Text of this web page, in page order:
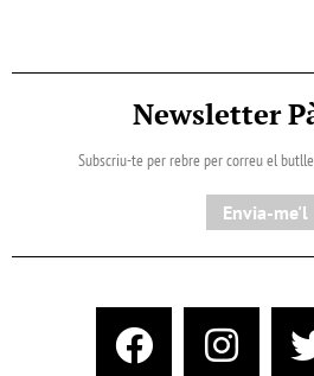
Newsletter
Subscriu-te per rebre per correu el
Envia-me'l